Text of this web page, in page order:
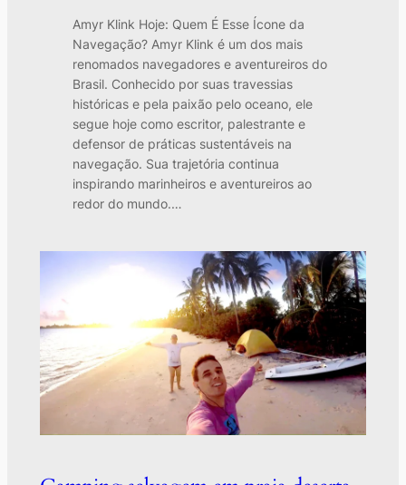
Amyr Klink Hoje: Quem É Esse Ícone da
Navegação? Amyr Klink é um dos mais
renomados navegadores e aventureiros do
Brasil. Conhecido por suas travessias
históricas e pela paixão pelo oceano, ele
segue hoje como escritor, palestrante e
defensor de práticas sustentáveis na
navegação. Sua trajetória continua
inspirando marinheiros e aventureiros ao
redor do mundo.…